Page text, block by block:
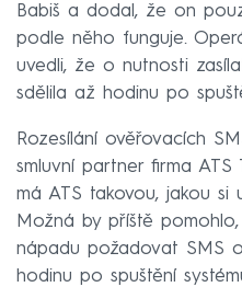
Babiš a dodal, že on
podle něho funguje.
uvedli, že o nutnosti
sdělila až hodinu po
Rozesílání ověřovacích
smluvní partner firma ATS
má ATS takovou, jakou
Možná by příště
nápadu požadovat SMS
hodinu po spuštění